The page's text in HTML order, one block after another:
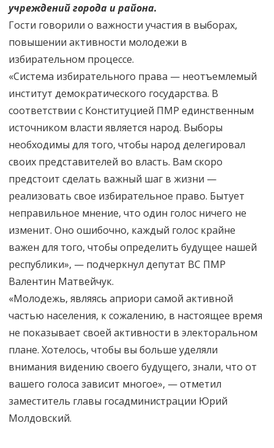
учреждений города и района.
Гости говорили о важности участия в выборах,
повышении активности молодежи в
избирательном процессе.
«Система избирательного права — неотъемлемый
институт демократического государства. В
соответствии с Конституцией ПМР единственным
источником власти является народ. Выборы
необходимы для того, чтобы народ делегировал
своих представителей во власть. Вам скоро
предстоит сделать важный шаг в жизни —
реализовать свое избирательное право. Бытует
неправильное мнение, что один голос ничего не
изменит. Оно ошибочно, каждый голос крайне
важен для того, чтобы определить будущее нашей
республики», — подчеркнул депутат ВС ПМР
Валентин Матвейчук.
«Молодежь, являясь априори самой активной
частью населения, к сожалению, в настоящее время
не показывает своей активности в электоральном
плане. Хотелось, чтобы вы больше уделяли
внимания видению своего будущего, знали, что от
вашего голоса зависит многое», — отметил
заместитель главы госадминистрации Юрий
Молдовский.